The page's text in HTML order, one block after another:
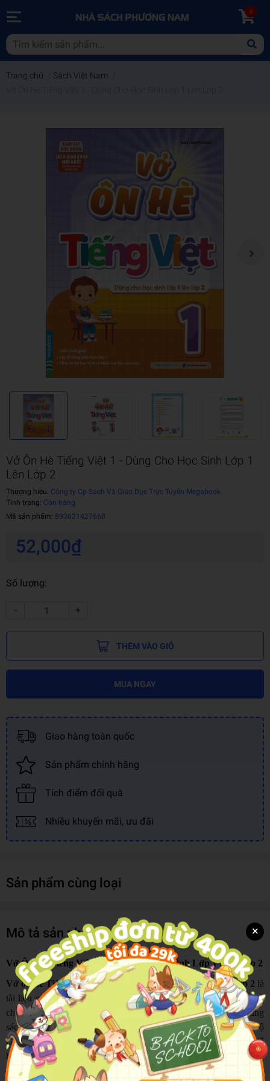
0
Trang chủ Sách Việt Nam
Vở Ôn Hè Tiếng Việt 1 - Dùng Cho Học Sinh Lớp 1
Lên Lớp 2
Thương hiệu: Công ty Cp Sách Và Giáo Dục Trực Tuyến Megabook
Tình trạng: Còn hàng
Mã sản phẩm: 893621427668
52,000₫
Số lượng:
- +
THÊM VÀO GIỎ
MUA NGAY
Giao hàng toàn quốc
Sản phẩm chính hãng
Tích điểm đổi quà
Nhiều khuyến mãi, ưu đãi
Sản phẩm cùng loại
Mô tả sản phẩm
Vở Ôn Hè Tiếng Việt 1 - Dùng Cho Học Sinh Lớp 1 Lên Lớp 2
Vở ôn hè Tiếng Việt lớp 1 – dành cho học sinh lớp 1 lên lớp 2 là
tài liệu giúp các em củng cố kiến thức Tiếng Việt trong dịp hè và
chuẩn bị nền tảng vững vàng trước khi bước vào lớp 2. Nội dung
sách được biên soạn bám sát chương trình SGK mới nhất của Bộ
Giáo dục và Đào tạo, trình bày theo từng chuyên đề rõ ràng, dễ
học. Mỗi chuyên đề gồm phần kiến thức cần nhớ và bài tập vận
dụng giúp học sinh vừa ôn tập vừa rèn kỹ năng thực hành hiệu quả.
×